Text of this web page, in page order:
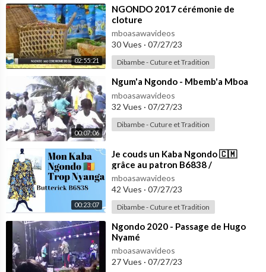
02:55:21
⁣NGONDO 2017 cérémonie de
cloture
mboasawavideos
30 Vues · 07/27/23
Dibambe - Cuture et Tradition
00:07:06
⁣Ngum'a Ngondo - Mbemb'a Mboa
mboasawavideos
32 Vues · 07/27/23
Dibambe - Cuture et Tradition
00:23:07
⁣Je couds un Kaba Ngondo 🇨🇲
grâce au patron B6838 /
@bulustyle9825
mboasawavideos
42 Vues · 07/27/23
Dibambe - Cuture et Tradition
⁣Ngondo 2020 - Passage de Hugo
Nyamé
mboasawavideos
27 Vues · 07/27/23